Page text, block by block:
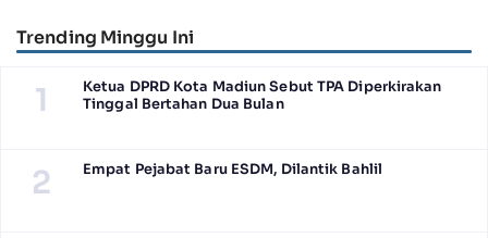
Trending Minggu Ini
1
Ketua DPRD Kota Madiun Sebut TPA Diperkirakan
Tinggal Bertahan Dua Bulan
2 Empat Pejabat Baru ESDM, Dilantik Bahlil